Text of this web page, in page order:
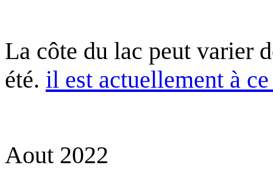
La côte du lac peut varier
été. il est actuellement à
Aout 2022